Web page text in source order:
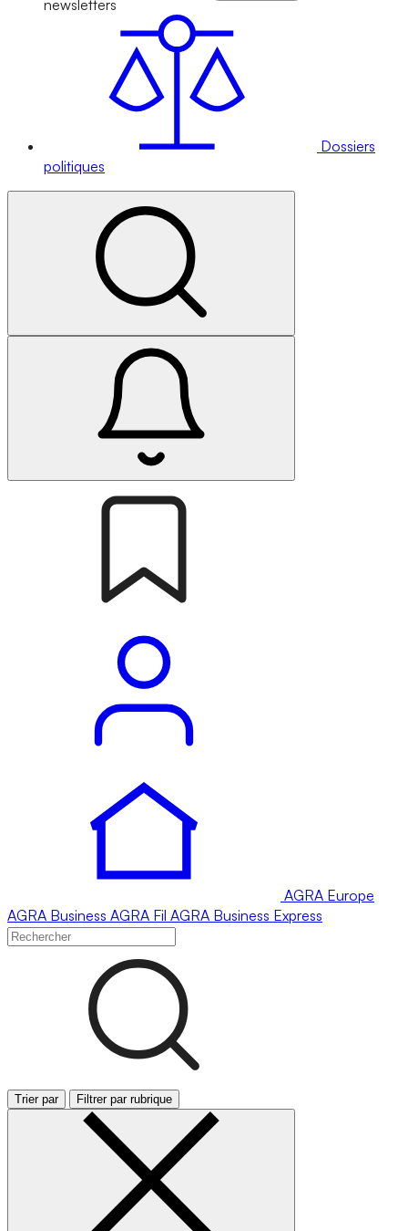
newsletters
Dossiers
politiques
AGRA Europe
AGRA Business AGRA Fil AGRA Business Express
Trier par Filtrer par rubrique